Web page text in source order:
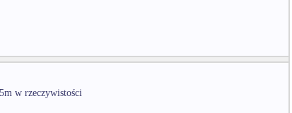
w rzeczywistości